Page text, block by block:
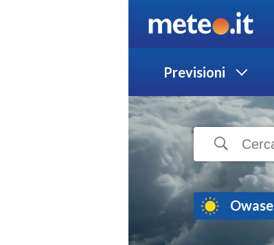
Previsioni
Owase